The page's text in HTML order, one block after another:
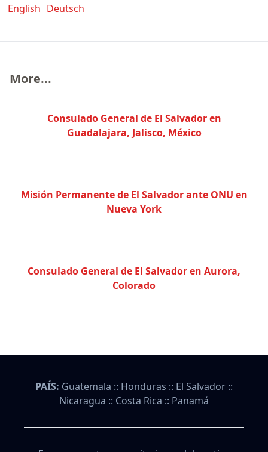
English Deutsch
More...
Consulado General de El Salvador en
Guadalajara, Jalisco, México
Misión Permanente de El Salvador ante ONU en
Nueva York
Consulado General de El Salvador en Aurora,
Colorado
PAÍS: Guatemala :: Honduras :: El Salvador ::
Nicaragua :: Costa Rica :: Panamá